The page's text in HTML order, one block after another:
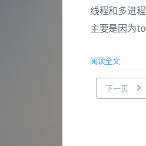
线程和多进
主要是因为
阅读全文
下一页